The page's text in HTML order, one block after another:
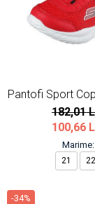
Pantofi Sport
182,01
100,66
Marime:
21 22
-34%